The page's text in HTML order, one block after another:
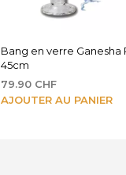
Bang en verre Ganesha
45cm
79.90 CHF
AJOUTER AU PANIER